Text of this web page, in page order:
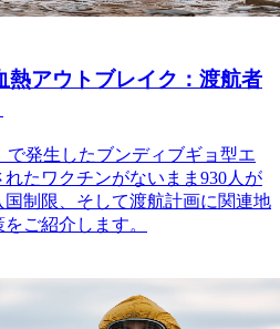
熱アウトブレイク：渡航者
発生したブンディブギョ型エ
たワクチンがないまま930人が
制限、そして渡航計画に関連地
ご紹介します。